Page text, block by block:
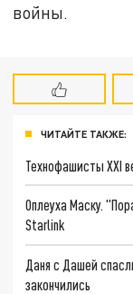
войны.
ЧИТАЙТЕ ТАКЖЕ:
Технофашисты XXI
Оплеуха Маску.
Starlink
Даня с Дашей
закончились